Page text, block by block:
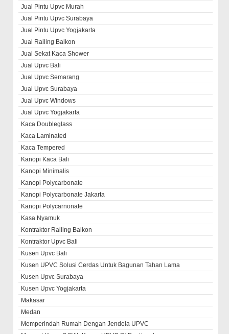
Jual Pintu Upvc Murah
Jual Pintu Upvc Surabaya
Jual Pintu Upvc Yogjakarta
Jual Railing Balkon
Jual Sekat Kaca Shower
Jual Upvc Bali
Jual Upvc Semarang
Jual Upvc Surabaya
Jual Upvc Windows
Jual Upvc Yogjakarta
Kaca Doubleglass
Kaca Laminated
Kaca Tempered
Kanopi Kaca Bali
Kanopi Minimalis
Kanopi Polycarbonate
Kanopi Polycarbonate Jakarta
Kanopi Polycarnonate
Kasa Nyamuk
Kontraktor Railing Balkon
Kontraktor Upvc Bali
Kusen Upvc Bali
Kusen UPVC Solusi Cerdas Untuk Bagunan Tahan Lama
Kusen Upvc Surabaya
Kusen Upvc Yogjakarta
Makasar
Medan
Memperindah Rumah Dengan Jendela UPVC